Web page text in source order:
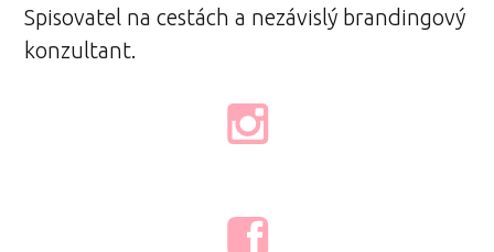
Spisovatel na cestách a nezávislý brandingový
konzultant.